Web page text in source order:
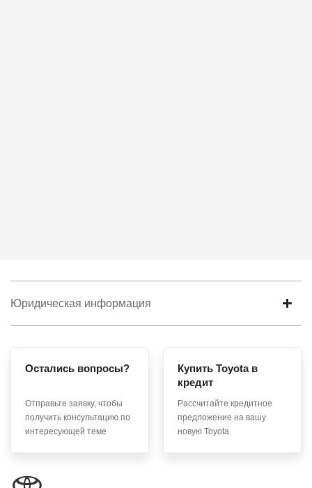
Юридическая информация
Остались вопросы?
Отправьте заявку, чтобы
получить консультацию по
интересующей теме
Купить Toyota в
кредит
Рассчитайте кредитное
предложение на вашу
новую Toyota